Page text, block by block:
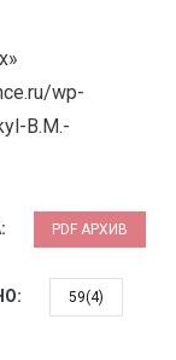
wp-
B.M.-
PDF АРХИВ
59(4)